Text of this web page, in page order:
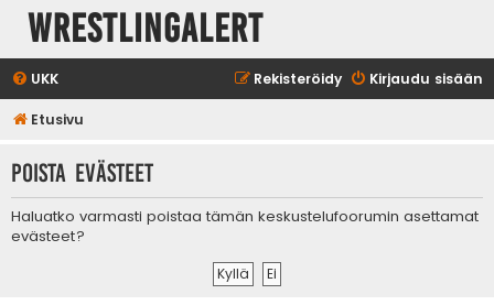
WrestlingAlert
UKK Kirjaudu sisään
Rekisteröidy
Etusivu
Poista evästeet
Haluatko varmasti poistaa tämän keskustelufoorumin asettamat
evästeet?